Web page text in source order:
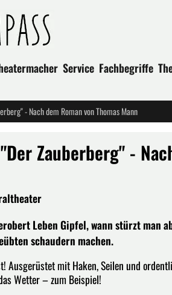
Service Fachbegriffe
- Nach dem Roman von Thomas Mann
Zauberberg" -
Leben Gipfel, wann stürzt man
schaudern machen.
Ausgerüstet mit Haken, Seilen und
Wetter – zum Beispiel!